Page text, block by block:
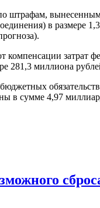
штрафам,
в размере
затрат
281,3 миллиона
в сумме 4,97